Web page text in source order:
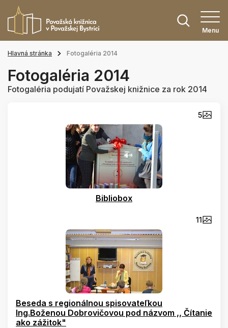
Menu
Hlavná stránka Fotogaléria 2014
Fotogaléria 2014
Fotogaléria podujatí Považskej knižnice za rok 2014
5
Bibliobox
11
Beseda s regionálnou spisovateľkou
Ing.Boženou Dobrovičovou pod názvom ,, Čítanie
ako zážitok"